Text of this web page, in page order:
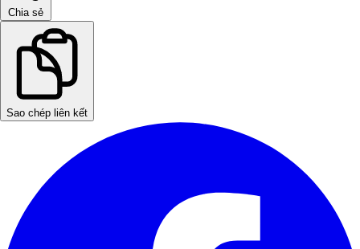
Chia sẻ
Sao chép liên kết